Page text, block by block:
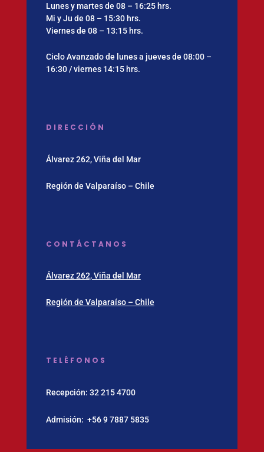
Lunes y martes de 08 – 16:25 hrs.
Mi y Ju de 08 – 15:30 hrs.
Viernes de 08 – 13:15 hrs.
Ciclo Avanzado de lunes a jueves de 08:00 –
16:30 / viernes 14:15 hrs.
DIRECCIÓN
Álvarez 262, Viña del Mar
Región de Valparaíso – Chile
CONTÁCTANOS
Álvarez 262, Viña del Mar
Región de Valparaíso – Chile
TELÉFONOS
Recepción: 32 215 4700
Admisión: ‪+56 9 7887 5835